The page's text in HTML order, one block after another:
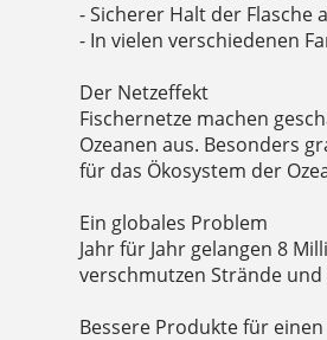
- Sicherer Halt der Flasche
- In vielen verschiedenen
Der Netzeffekt
Fischernetze machen
Ozeanen aus. Besonders
für das Ökosystem der
Ein globales Problem
Jahr für Jahr gelangen 8
verschmutzen Strände und
Bessere Produkte für